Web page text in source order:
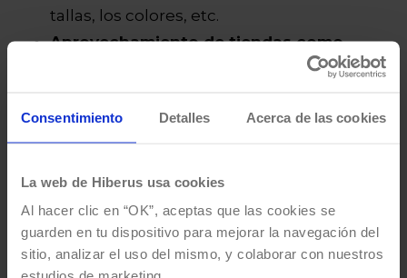
Consentimiento Detalles Acerca de las cookies
La web de Hiberus usa cookies
Al hacer clic en “OK”, aceptas que las cookies se
guarden en tu dispositivo para mejorar la navegación del
sitio, analizar el uso del mismo, y colaborar con nuestros
tallas, los colores, etc.
Aprovechamiento de tiendas como
La automatización de los
para responder a las crecientes
necesidades de los retailers. Nuestro
objetivo: conseguir mejorar la eficiencia y
momentos en los que las empresas
gestionan mayores volúmenes de